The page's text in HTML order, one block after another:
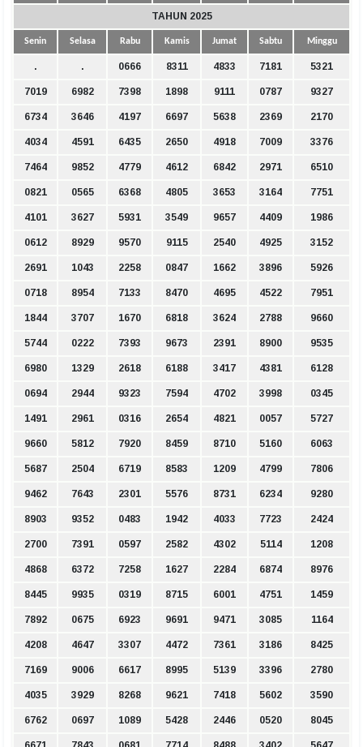
TAHUN 2025
Senin Selasa Rabu Kamis Jumat Sabtu Minggu
. . 0666 8311 4833 7181 5321
7019 6982 7398 1898 9111 0787 9327
6734 3646 4197 6697 5638 2369 2170
4034 4591 6435 2650 4918 7009 3376
7464 9852 4779 4612 6842 2971 6510
0821 0565 6368 4805 3653 3164 7751
4101 3627 5931 3549 9657 4409 1986
0612 8929 9570 9115 2540 4925 3152
2691 1043 2258 0847 1662 3896 5926
0718 8954 7133 8470 4695 4522 7951
1844 3707 1670 6818 3624 2788 9660
5744 0222 7393 9673 2391 8900 9535
6980 1329 2618 6188 3417 4381 6128
0694 2944 9323 7594 4702 3998 0345
1491 2961 0316 2654 4821 0057 5727
9660 5812 7920 8459 8710 5160 6063
5687 2504 6719 8583 1209 4799 7806
9462 7643 2301 5576 8731 6234 9280
8903 9352 0483 1942 4033 7723 2424
2700 7391 0597 2582 4302 5114 1208
4868 6372 7258 1627 2284 6874 8976
8445 9935 0319 8715 6001 4751 1459
7892 0675 6923 9691 9471 3085 1164
4208 4647 3307 4472 7361 3186 8425
7169 9006 6617 8995 5139 3396 2780
4035 3929 8268 9621 7418 5602 3590
6762 0697 1089 5428 2446 0520 8045